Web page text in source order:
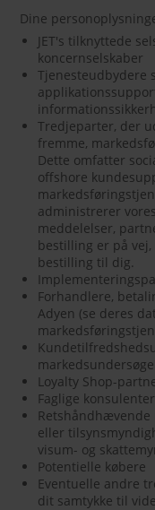
Dine
JET's tilknyttede
koncernselskaber
Tjenesteudbydere
Tredjeparter, der
fremme,
Dette omfatter
offshore
administrerer
meddelelser,
bestilling er på
bestilling til dig.
Forhandlere,
Adyen (se deres
Loyalty Shop-
Faglige konsulenter
eller
visum- og
Potentielle købere
Eventuelle andre
dit samtykke til